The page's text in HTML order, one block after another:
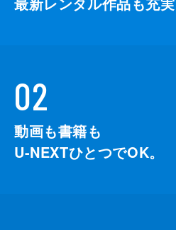
02
動画も書籍も
U-NEXTひとつでOK。